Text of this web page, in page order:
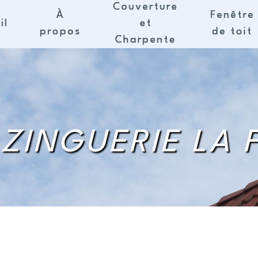
À
propos
Couverture
et
Charpente
Fenêtre
de toit
ZINGUERIE LA